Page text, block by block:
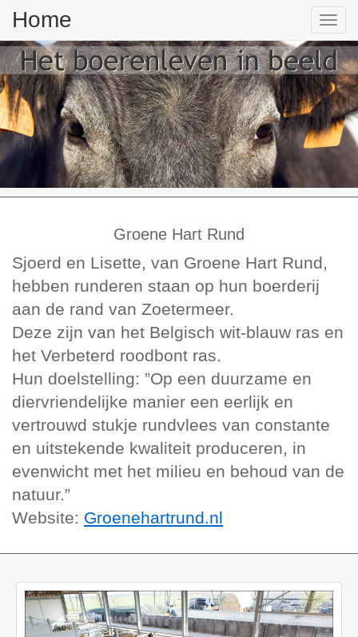
Home
Groene Hart Rund
Sjoerd en Lisette, van Groene Hart Rund,
hebben runderen staan op hun boerderij
aan de rand van Zoetermeer.
Deze zijn van het Belgisch wit-blauw ras en
het Verbeterd roodbont ras.
Hun doelstelling: ”Op een duurzame en
diervriendelijke manier een eerlijk en
vertrouwd stukje rundvlees van constante
en uitstekende kwaliteit produceren, in
evenwicht met het milieu en behoud van de
natuur.”
Website: Groenehartrund.nl